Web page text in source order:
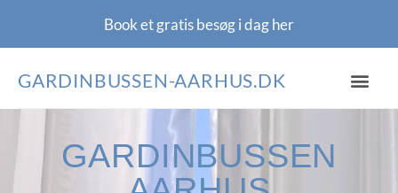
Book et gratis besøg i dagher
GARDINBUSSEN-AARHUS.DK
GARDINBUSSEN